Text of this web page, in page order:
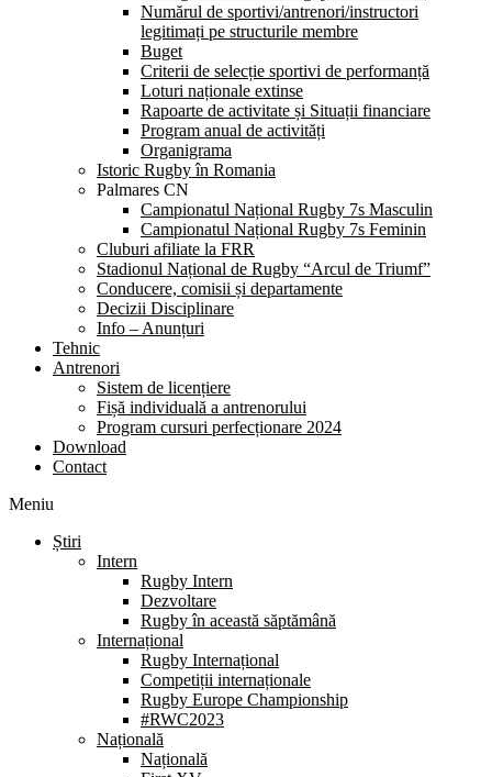
Numărul de sportivi/antrenori/instructori
legitimați pe structurile membre
Buget
Criterii de selecție sportivi de performanță
Loturi naționale extinse
Rapoarte de activitate și Situații financiare
Program anual de activități
Organigrama
Istoric Rugby în Romania
Palmares CN
Campionatul Național Rugby 7s Masculin
Campionatul Național Rugby 7s Feminin
Cluburi afiliate la FRR
Stadionul Național de Rugby “Arcul de Triumf”
Conducere, comisii și departamente
Decizii Disciplinare
Info – Anunțuri
Tehnic
Antrenori
Sistem de licențiere
Fișă individuală a antrenorului
Program cursuri perfecționare 2024
Download
Contact
Meniu
Știri
Intern
Rugby Intern
Dezvoltare
Rugby în această săptămână
Internațional
Rugby Internațional
Competiții internaționale
Rugby Europe Championship
#RWC2023
Națională
Națională